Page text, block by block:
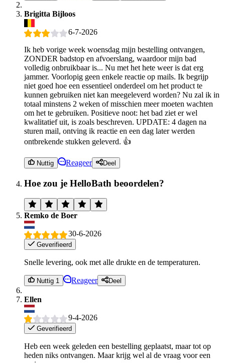
Brigitta Bijloos
6-7-2026
Ik heb vorige week woensdag mijn bestelling ontvangen,
ZONDER badstop en afvoerslang, waardoor mijn bad
volledig onbruikbaar is... Nu met het hete weer is dat erg
jammer. Voorlopig geen enkele reactie op mails. Ik begrijp
niet goed hoe een essentieel onderdeel om het product te
kunnen gebruiken niet kan meegeleverd worden? Nu zal ik in
totaal minstens 2 weken of misschien meer moeten wachten
om het te gebruiken. Positieve noot: het bad ziet er wel
kwalitatief uit, is zoals beschreven. UPDATE: 4 dagen na
sturen mail, ontving ik reactie en een dag later werden
ontbrekende stukken geleverd. 👍
Nuttig Reageer Deel
Hoe zou je HelloBath beoordelen?
Remko de Boer
30-6-2026
Geverifieerd
Snelle levering, ook met alle drukte en de temperaturen.
Nuttig 1 Reageer Deel
Ellen
9-4-2026
Geverifieerd
Heb een week geleden een bestelling geplaatst, maar tot op
heden niks ontvangen. Maar krijg wel al de vraag voor een